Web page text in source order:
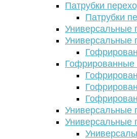
Патрубки
Патрубки
Универсальные
Универсальные
Гофрированные
Универсальные
Универсальные